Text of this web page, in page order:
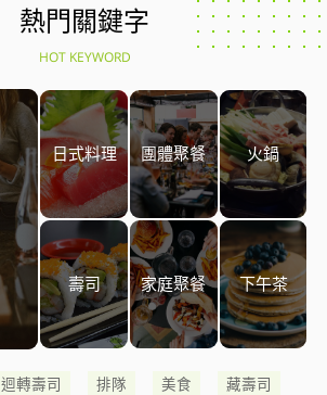
熱門關鍵字
HOT KEYWORD
日式料理 團體聚餐 火鍋
壽司 家庭聚餐 下午茶
迴轉壽司 排隊 美食 藏壽司